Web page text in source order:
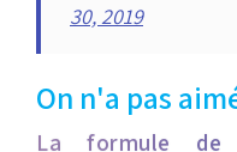
30, 2019
On n'a pas
La formule de